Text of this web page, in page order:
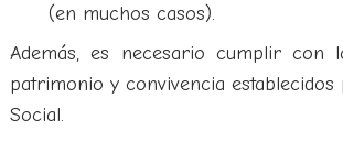
(en muchos casos).
Además, es necesario cumplir con
patrimonio y convivencia establecidos
Social.